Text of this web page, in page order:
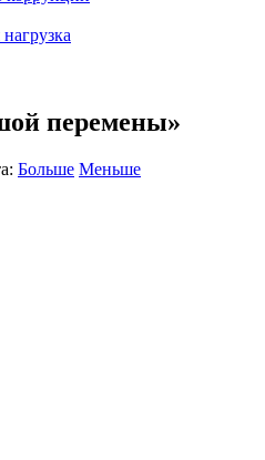
перемены»
Больше Меньше